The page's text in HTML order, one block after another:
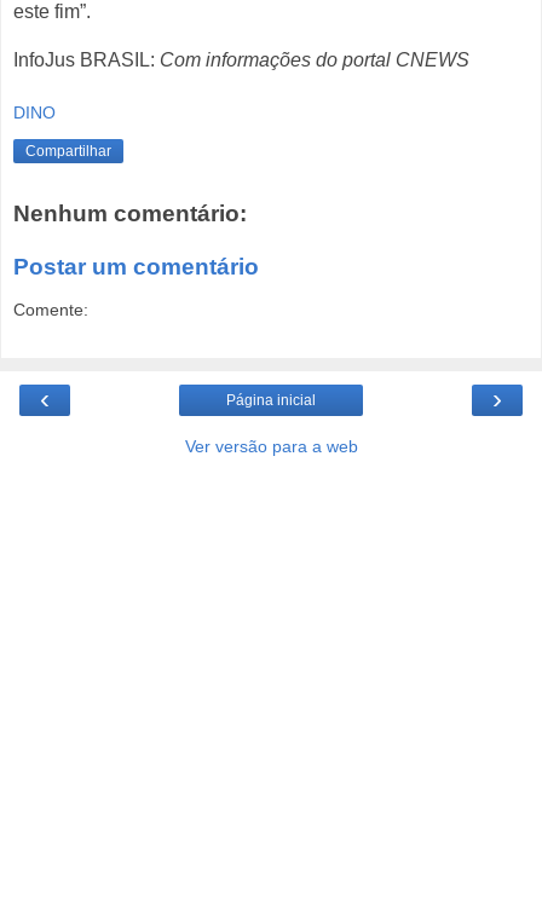
este fim”.
InfoJus BRASIL: Com informações do portal CNEWS
DINO
Compartilhar
Nenhum comentário:
Postar um comentário
Comente:
‹ ›
Página inicial
Ver versão para a web